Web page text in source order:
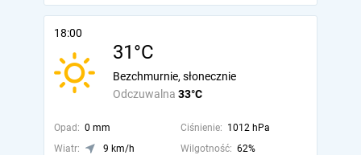
18:00
31°C
Odczuwalna 33°C
Bezchmurnie, słonecznie
Opad: 0 mm Ciśnienie: 1012 hPa
Wiatr:
9 km/h Wilgotność: 62%